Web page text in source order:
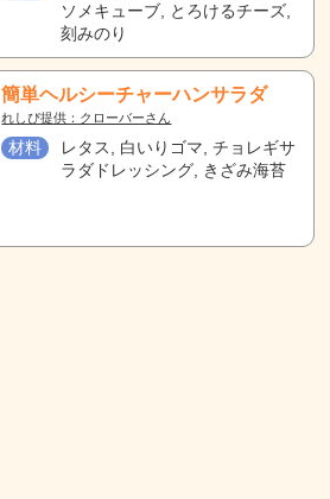
ソメキューブ, とろけるチーズ,
刻みのり
簡単ヘルシーチャーハンサラダ
れしぴ提供：クローバーさん
材料
レタス, 白いりゴマ, チョレギサ
ラダドレッシング, きざみ海苔